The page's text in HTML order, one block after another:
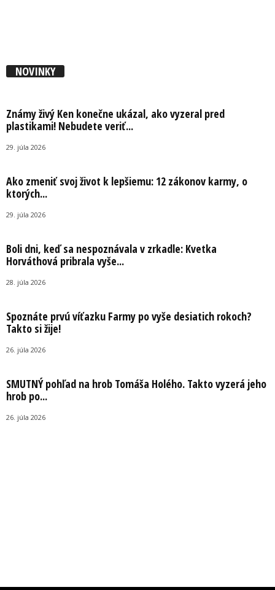
NOVINKY
Známy živý Ken konečne ukázal, ako vyzeral pred
plastikami! Nebudete veriť...
29. júla 2026
Ako zmeniť svoj život k lepšiemu: 12 zákonov karmy, o
ktorých...
29. júla 2026
Boli dni, keď sa nespoznávala v zrkadle: Kvetka
Horváthová pribrala vyše...
28. júla 2026
Spoznáte prvú víťazku Farmy po vyše desiatich rokoch?
Takto si žije!
26. júla 2026
SMUTNÝ pohľad na hrob Tomáša Holého. Takto vyzerá jeho
hrob po...
26. júla 2026